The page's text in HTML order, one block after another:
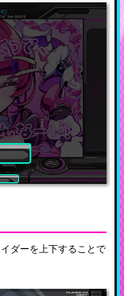
ダーを上下することで